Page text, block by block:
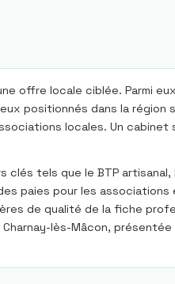
offre locale ciblée. Parmi
positionnés dans la région
locales. Un cabinet
tels que le BTP
paies pour les
de qualité de la fiche
lès-Mâcon,